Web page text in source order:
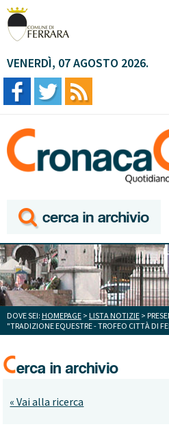
VENERDÌ, 07 AGOSTO 2026.
DOVE SEI: HOMEPAGE > LISTA NOTIZIE >
"TRADIZIONE EQUESTRE - TROFEO CITTÀ DI
« Vai alla ricerca